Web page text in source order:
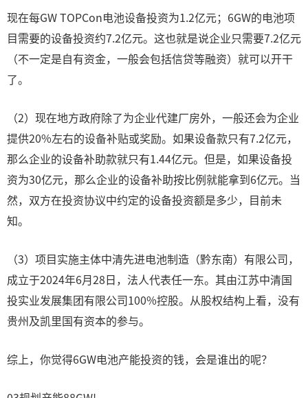
现在每GW TOPCon电池设备投资为1.2亿元；6GW的电池项
目需要的设备投资约7.2亿元。这也就是说企业只需要7.2亿元
（不一定是自有资金，一般会包括信贷等融资）就可以开干
了。
（2）现在地方政府除了为企业代建厂房外，一般还会为企业
提供20%左右的设备补贴或奖励。如果设备款只有7.2亿元，
那么企业的设备补助款就只有1.44亿元。但是，如果设备投
资为30亿元，那么企业的设备补助按比例就能拿到6亿元。当
然，双方在投资协议中约定的设备投资额是多少，目前未
知。
（3）项目实施主体中清先进电池制造（黔东南）有限公司，
成立于2024年6月28日，法人代表任一东。其由江苏中清国
投实业发展集团有限公司100%控股。从股权结构上看，没有
贵州及凯里国有资本的参与。
综上，你觉得6GW电池产能投资的钱，会是谁出的呢？